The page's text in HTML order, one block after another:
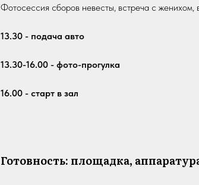
Фотосессия сборов невесты, встреча с женихом,
13.30 - подача авто
13.30-16.00 - фото-прогулка
16.00 - старт в зал
Готовность: площадка,